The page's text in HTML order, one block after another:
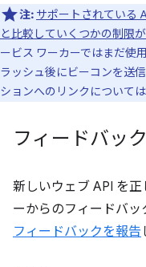
注: サポートされている
と比較していくつかの制限
ービス ワーカーではまだ使用
ラッシュ後にビーコンを送
ションへのリンクについて
フィードバック
新しいウェブ API を
ーからのフィードバッ
フィードバックを報告